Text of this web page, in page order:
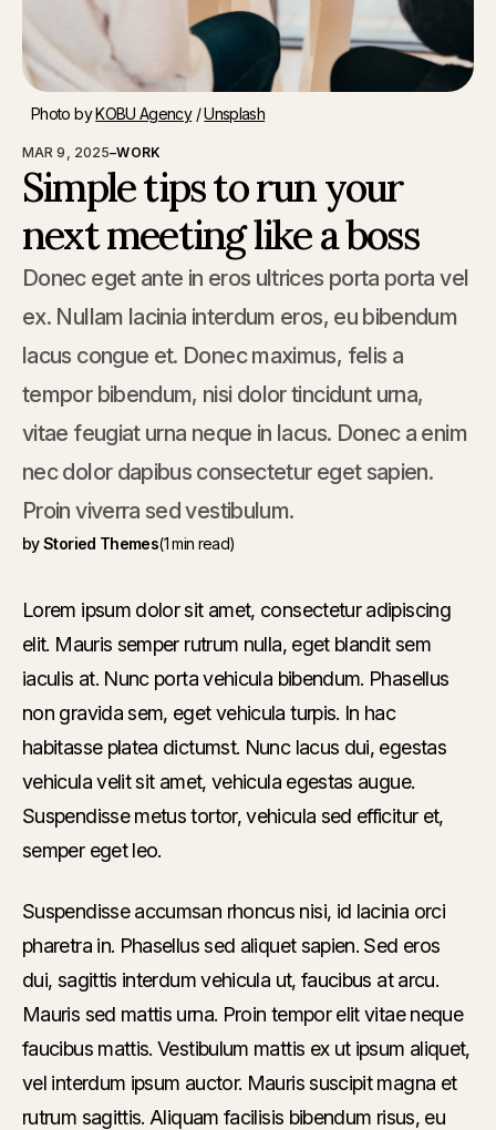
MAR 9, 2025–WORK
Simple tips to run your
next meeting like a boss
Donec eget ante in eros ultrices porta porta vel
ex. Nullam lacinia interdum eros, eu bibendum
lacus congue et. Donec maximus, felis a
tempor bibendum, nisi dolor tincidunt urna,
vitae feugiat urna neque in lacus. Donec a enim
nec dolor dapibus consectetur eget sapien.
Proin viverra sed vestibulum.
byStoried Themes(1 min read)
Photo by KOBU Agency / Unsplash
Lorem ipsum dolor sit amet, consectetur adipiscing
elit. Mauris semper rutrum nulla, eget blandit sem
iaculis at. Nunc porta vehicula bibendum. Phasellus
non gravida sem, eget vehicula turpis. In hac
habitasse platea dictumst. Nunc lacus dui, egestas
vehicula velit sit amet, vehicula egestas augue.
Suspendisse metus tortor, vehicula sed efficitur et,
semper eget leo.
Suspendisse accumsan rhoncus nisi, id lacinia orci
pharetra in. Phasellus sed aliquet sapien. Sed eros
dui, sagittis interdum vehicula ut, faucibus at arcu.
Mauris sed mattis urna. Proin tempor elit vitae neque
faucibus mattis. Vestibulum mattis ex ut ipsum aliquet,
vel interdum ipsum auctor. Mauris suscipit magna et
rutrum sagittis. Aliquam facilisis bibendum risus, eu